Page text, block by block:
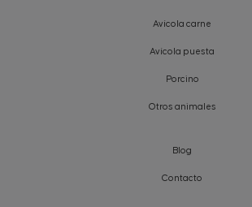
Avícola carne
Avícola puesta
Porcino
Otros animales
Blog
Contacto